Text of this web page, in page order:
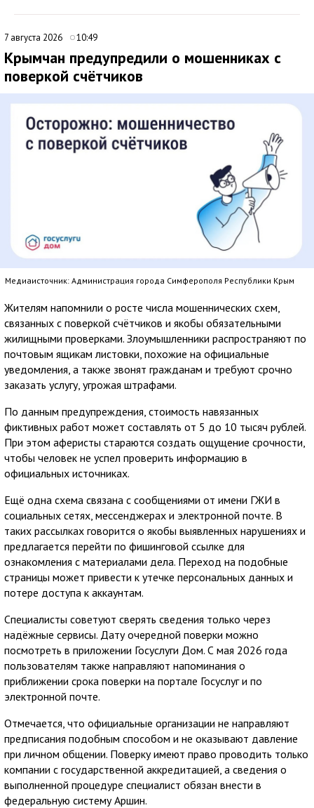
7 августа 2026 10:49
Крымчан предупредили о мошенниках с
поверкой счётчиков
Медиаисточник: Администрация города Симферополя Республики Крым
Жителям напомнили о росте числа мошеннических схем,
связанных с поверкой счётчиков и якобы обязательными
жилищными проверками. Злоумышленники распространяют по
почтовым ящикам листовки, похожие на официальные
уведомления, а также звонят гражданам и требуют срочно
заказать услугу, угрожая штрафами.
По данным предупреждения, стоимость навязанных
фиктивных работ может составлять от 5 до 10 тысяч рублей.
При этом аферисты стараются создать ощущение срочности,
чтобы человек не успел проверить информацию в
официальных источниках.
Ещё одна схема связана с сообщениями от имени ГЖИ в
социальных сетях, мессенджерах и электронной почте. В
таких рассылках говорится о якобы выявленных нарушениях и
предлагается перейти по фишинговой ссылке для
ознакомления с материалами дела. Переход на подобные
страницы может привести к утечке персональных данных и
потере доступа к аккаунтам.
Специалисты советуют сверять сведения только через
надёжные сервисы. Дату очередной поверки можно
посмотреть в приложении Госуслуги Дом. С мая 2026 года
пользователям также направляют напоминания о
приближении срока поверки на портале Госуслуг и по
электронной почте.
Отмечается, что официальные организации не направляют
предписания подобным способом и не оказывают давление
при личном общении. Поверку имеют право проводить только
компании с государственной аккредитацией, а сведения о
выполненной процедуре специалист обязан внести в
федеральную систему Аршин.